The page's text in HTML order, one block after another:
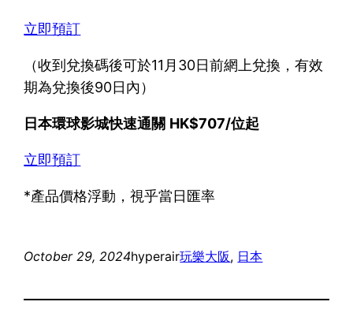
立即預訂
（收到兌換碼後可於11月30日前網上兌換，有效
期為兌換後90日內）
日本環球影城快速通關 HK$707/位起
立即預訂
*產品價格浮動，視乎當日匯率
October 29, 2024hyperair玩樂大阪, 日本